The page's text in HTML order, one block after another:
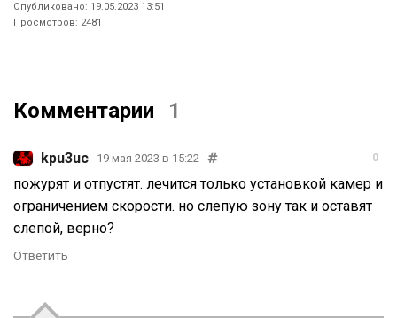
Опубликовано: 19.05.2023 13:51
Просмотров: 2481
Комментарии 1
kpu3uc 19 мая 2023 в 15:22 0
пожурят и отпустят. лечится только установкой камер и
ограничением скорости. но слепую зону так и оставят
слепой, верно?
Ответить